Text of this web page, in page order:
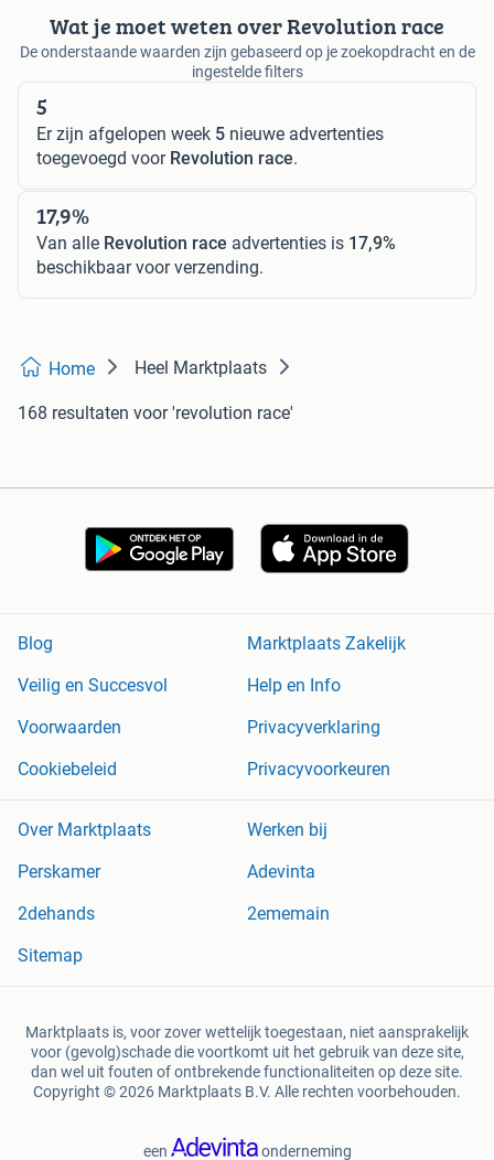
Wat je moet weten over Revolution race
De onderstaande waarden zijn gebaseerd op je zoekopdracht en de
ingestelde filters
5
Er zijn afgelopen week 5 nieuwe advertenties
toegevoegd voor Revolution race.
17,9%
Van alle Revolution race advertenties is 17,9%
beschikbaar voor verzending.
Home Heel Marktplaats
168 resultaten voor 'revolution race'
Blog
Marktplaats Zakelijk
Veilig en Succesvol
Help en Info
Voorwaarden
Privacyverklaring
Cookiebeleid
Privacyvoorkeuren
Over Marktplaats
Werken bij
Perskamer
Adevinta
2dehands
2ememain
Sitemap
Marktplaats is, voor zover wettelijk toegestaan, niet aansprakelijk
voor (gevolg)schade die voortkomt uit het gebruik van deze site,
dan wel uit fouten of ontbrekende functionaliteiten op deze site.
Copyright © 2026 Marktplaats B.V. Alle rechten voorbehouden.
een onderneming